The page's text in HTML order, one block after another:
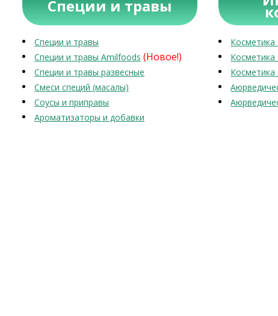
Специи и травы
Специи и травы
Специи и травы Amilfoods (Новое!)
Специи и травы развесные
Смеси специй (масалы)
Соусы и приправы
Ароматизаторы и добавки
Косметика
Косметика
Косметика